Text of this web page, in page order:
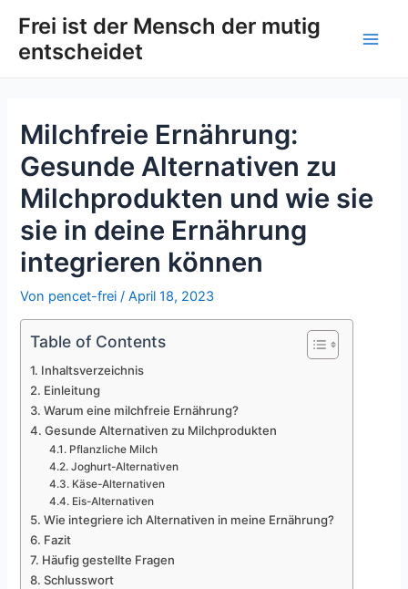
Inhalt
springen
Frei ist der Mensch der mutig
entscheidet
Milchfreie Ernährung:
Gesunde Alternativen zu
Milchprodukten und wie sie
sie in deine Ernährung
integrieren können
Von pencet-frei/April 18, 2023
Table of Contents
Inhaltsverzeichnis
Einleitung
Warum eine milchfreie Ernährung?
Gesunde Alternativen zu Milchprodukten
Pflanzliche Milch
Joghurt-Alternativen
Käse-Alternativen
Eis-Alternativen
Wie integriere ich Alternativen in meine Ernährung?
Fazit
Häufig gestellte Fragen
Schlusswort
navigation